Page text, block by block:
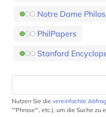
Notre Dame
PhilPapers
Stanford
Nutzen Sie die vereinfachte
'"Phrase"', etc.), um die Suche zu